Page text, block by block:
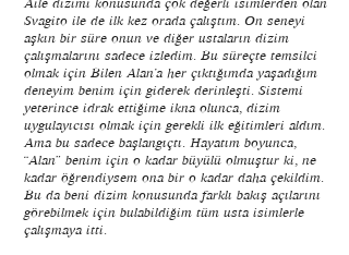
Svagito ile de ilk kez orada çalıştım. On seneyi
aşkın bir süre onun ve diğer ustaların dizim
çalışmalarını sadece izledim. Bu süreçte temsilci
olmak için Bilen Alan’a her çıktığımda yaşadığım
deneyim benim için giderek derinleşti. Sistemi
yeterince idrak ettiğime ikna olunca, dizim
uygulayıcısı olmak için gerekli ilk eğitimleri aldım.
Ama bu sadece başlangıçtı. Hayatım boyunca,
“Alan” benim için o kadar büyülü olmuştur ki, ne
kadar öğrendiysem ona bir o kadar daha çekildim.
Bu da beni dizim konusunda farklı bakış açılarını
görebilmek için bulabildiğim tüm usta isimlerle
çalışmaya itti.